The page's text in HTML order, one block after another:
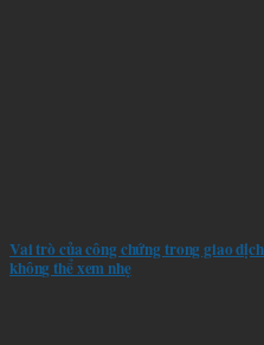
Vai trò của công chứng trong giao
không thể xem nhẹ